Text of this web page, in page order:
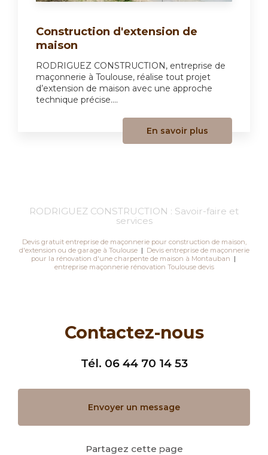
Construction d'extension de
maison
RODRIGUEZ CONSTRUCTION, entreprise de
maçonnerie à Toulouse, réalise tout projet
d’extension de maison avec une approche
technique précise....
En savoir plus
RODRIGUEZ CONSTRUCTION : Savoir-faire et
services
Devis gratuit entreprise de maçonnerie pour construction de maison,
d'extension ou de garage à Toulouse| Devis entreprise de maçonnerie
pour la rénovation d'une charpente de maison à Montauban |
entreprise maçonnerie rénovation Toulouse devis
Contactez-nous
Tél. 06 44 70 14 53
Envoyer un message
Partagez cette page